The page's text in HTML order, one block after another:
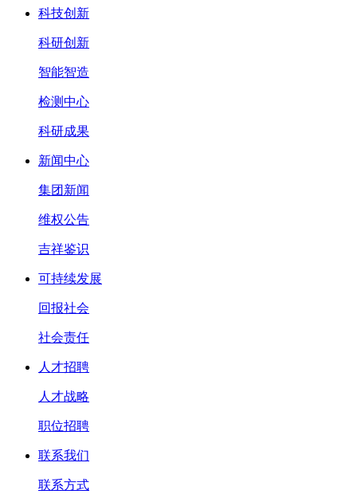
科技创新
科研创新
智能智造
检测中心
科研成果
新闻中心
集团新闻
维权公告
吉祥鉴识
可持续发展
回报社会
社会责任
人才招聘
人才战略
职位招聘
联系我们
联系方式